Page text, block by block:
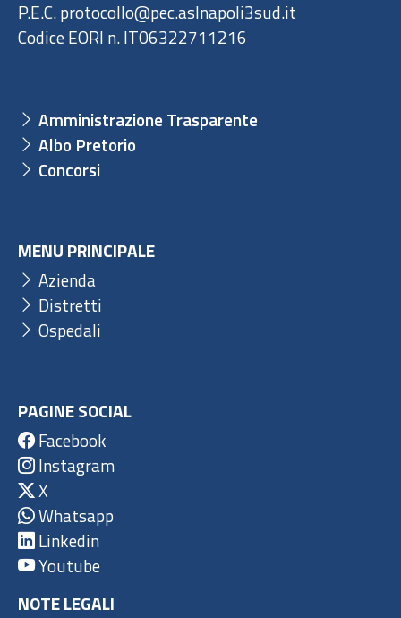
P.E.C. protocollo@pec.aslnapoli3sud.it
Codice EORI n. IT06322711216
Amministrazione Trasparente
Albo Pretorio
Concorsi
MENU PRINCIPALE
Azienda
Distretti
Ospedali
PAGINE SOCIAL
Facebook
Instagram
X
Whatsapp
Linkedin
Youtube
NOTE LEGALI